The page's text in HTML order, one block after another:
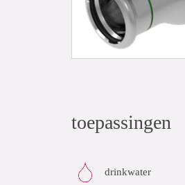
toepassingen
drinkwater